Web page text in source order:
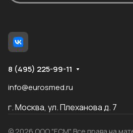
8 (495) 225-99-11
info@eurosmed.ru
г. Москва, ул. Плеханова д. 7